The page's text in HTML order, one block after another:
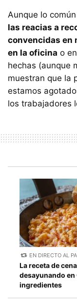
Aunque lo
las reacias a
convencidas en
en la oficina o
hechas (aunque
muestran que la
estamos
los trabajadores
EN DIRECTO AL
La receta de
desayunando
ingredientes